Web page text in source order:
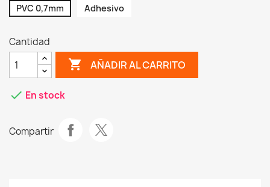
PVC 0,7mm Adhesivo
Cantidad
shopping_cart AÑADIR AL CARRITO
check En stock
Compartir